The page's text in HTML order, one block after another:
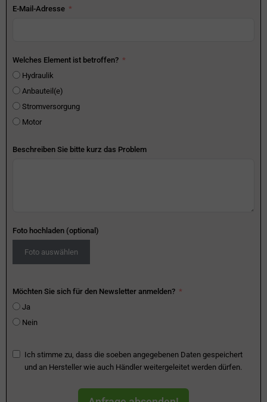
E-Mail-Adresse
Welches Element ist betroffen?
Hydraulik
Anbauteil(e)
Stromversorgung
Motor
Beschreiben Sie bitte kurz das Problem
Foto hochladen (optional)
Foto auswählen
Möchten Sie sich für den Newsletter anmelden?
Ja
Nein
Ich stimme zu, dass die soeben angegebenen Daten gespeichert
und an Hersteller wie auch Händler weitergeleitet werden dürfen.